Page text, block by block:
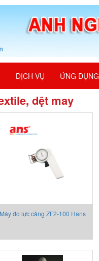
DỊCH VỤ ỨNG DỤNG
dệt may
Máy đo lực căng ZF2-100 Hans